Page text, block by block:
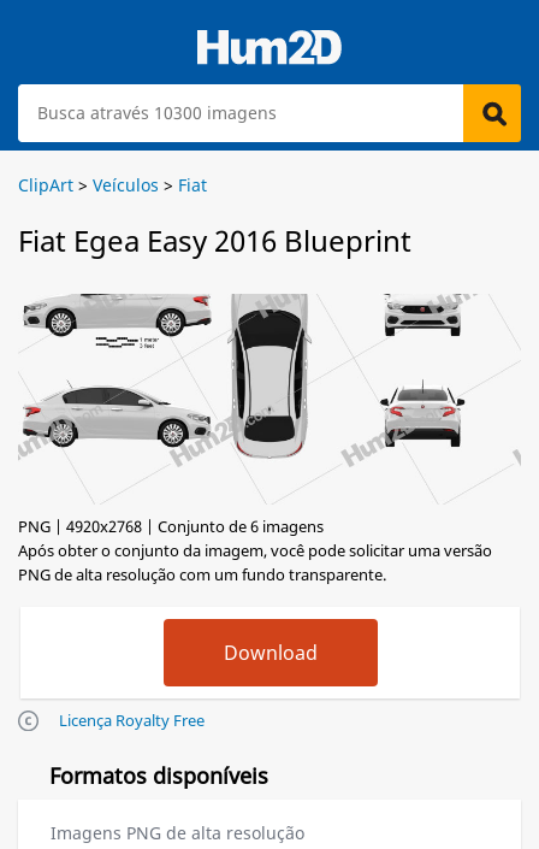
ClipArt > Veículos > Fiat
Fiat Egea Easy 2016 Blueprint
PNG | 4920x2768 | Conjunto de 6 imagens
Após obter o conjunto da imagem, você pode solicitar uma versão
PNG de alta resolução com um fundo transparente.
Licença Royalty Free
Formatos disponíveis
Imagens PNG de alta resolução